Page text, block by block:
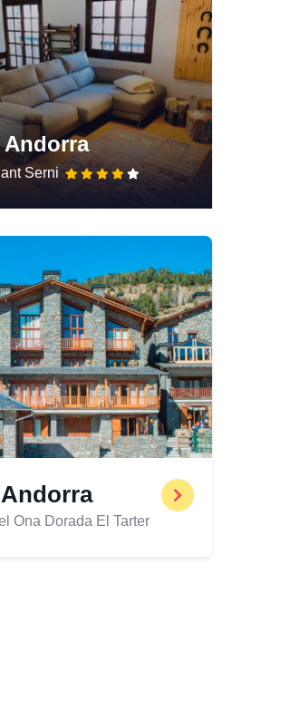
Andorra
Serni
Andorra
Ona Dorada El Tarter